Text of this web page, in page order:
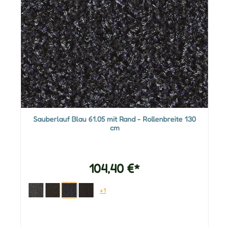
Sauberlauf Blau 61.05 mit Rand - Rollenbreite 130
cm
104,40 €*
+1